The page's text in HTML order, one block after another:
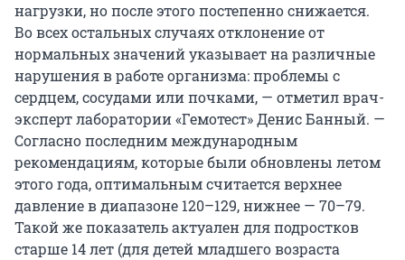
нагрузки, но после этого постепенно снижается.
Во всех остальных случаях отклонение от
нормальных значений указывает на различные
нарушения в работе организма: проблемы с
сердцем, сосудами или почками, — отметил врач-
эксперт лаборатории «Гемотест» Денис Банный. —
Согласно последним международным
рекомендациям, которые были обновлены летом
этого года, оптимальным считается верхнее
давление в диапазоне 120–129, нижнее — 70–79.
Такой же показатель актуален для подростков
старше 14 лет (для детей младшего возраста